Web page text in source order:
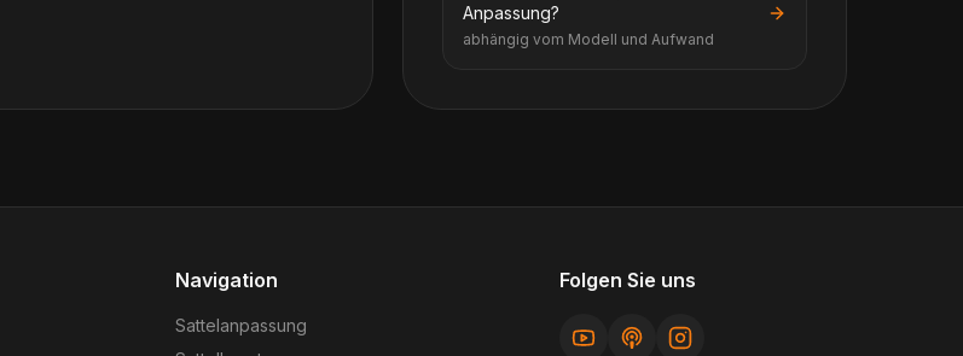
Anpassung?
abhängig vom Modell und Aufwand
Navigation
Sattelanpassung
Folgen Sie uns